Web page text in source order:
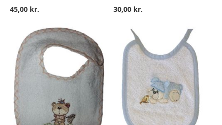
45,00 kr.
30,00 kr.